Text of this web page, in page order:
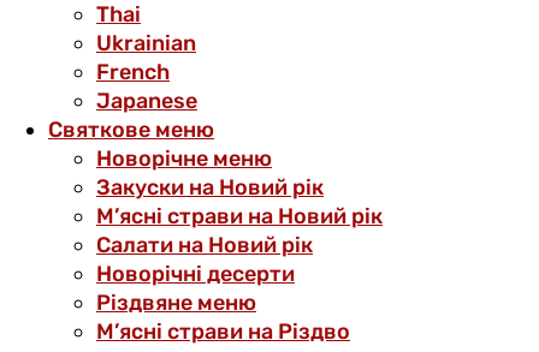
Thai
Ukrainian
French
Japanese
Святкове меню
Новорічне меню
Закуски на Новий рік
М’ясні страви на Новий рік
Салати на Новий рік
Новорічні десерти
Різдвяне меню
М’ясні страви на Різдво